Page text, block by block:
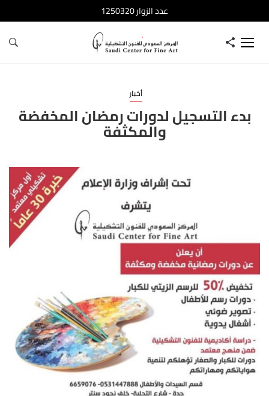
عدد الزوار 1250320
أخبار
بدء التسجيل لدورات رمضان المخفضة
والمكثفة